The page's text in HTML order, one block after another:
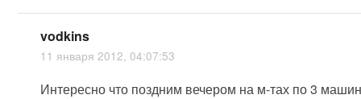
vodkins
11 января 2012, 04:07:53
Интересно что поздним вечером на м-тах по 3